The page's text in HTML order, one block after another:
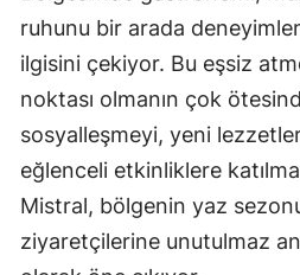
ruhunu bir arada
ilgisini çekiyor. Bu eşsiz
noktası olmanın çok
sosyalleşmeyi, yeni
eğlenceli etkinliklere
Mistral, bölgenin yaz
ziyaretçilerine unutulmaz